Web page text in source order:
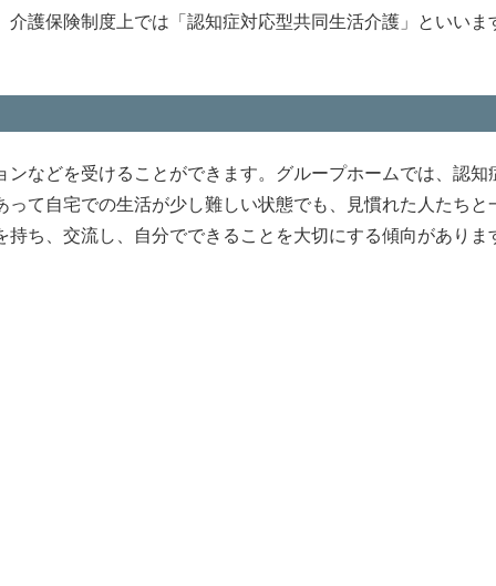
護保険制度上では「認知症対応型共同生活介護」といいま
などを受けることができます。グループホームでは、認知
て自宅での生活が少し難しい状態でも、見慣れた人たちと
ち、交流し、自分でできることを大切にする傾向がありま